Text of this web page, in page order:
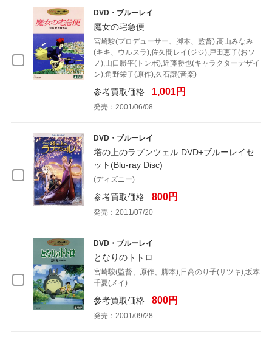
DVD・ブルーレイ
魔女の宅急便
宮崎駿(プロデューサー、脚本、監督),高山みなみ
(キキ、ウルスラ),佐久間レイ(ジジ),戸田恵子(おソ
ノ),山口勝平(トンボ),近藤勝也(キャラクターデザイ
ン),角野栄子(原作),久石譲(音楽)
参考買取価格 1,001円
発売：2001/06/08
DVD・ブルーレイ
塔の上のラプンツェル DVD+ブルーレイセ
ット(Blu-ray Disc)
(ディズニー)
参考買取価格 800円
発売：2011/07/20
DVD・ブルーレイ
となりのトトロ
宮崎駿(監督、原作、脚本),日高のり子(サツキ),坂本
千夏(メイ)
参考買取価格 800円
発売：2001/09/28